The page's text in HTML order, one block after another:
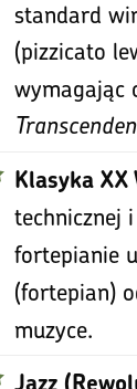
standard
(pizzicato
wymagając
Klasyka
technicznej
fortepianie
(fortepian)
muzyce.